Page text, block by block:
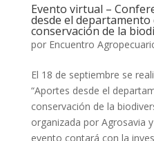
Evento virtual –
desde el departamento
conservación de la
por Encuentro
El 18 de septiembre se
“Aportes desde el
conservación de la
organizada por Agrosavia
evento contará con la